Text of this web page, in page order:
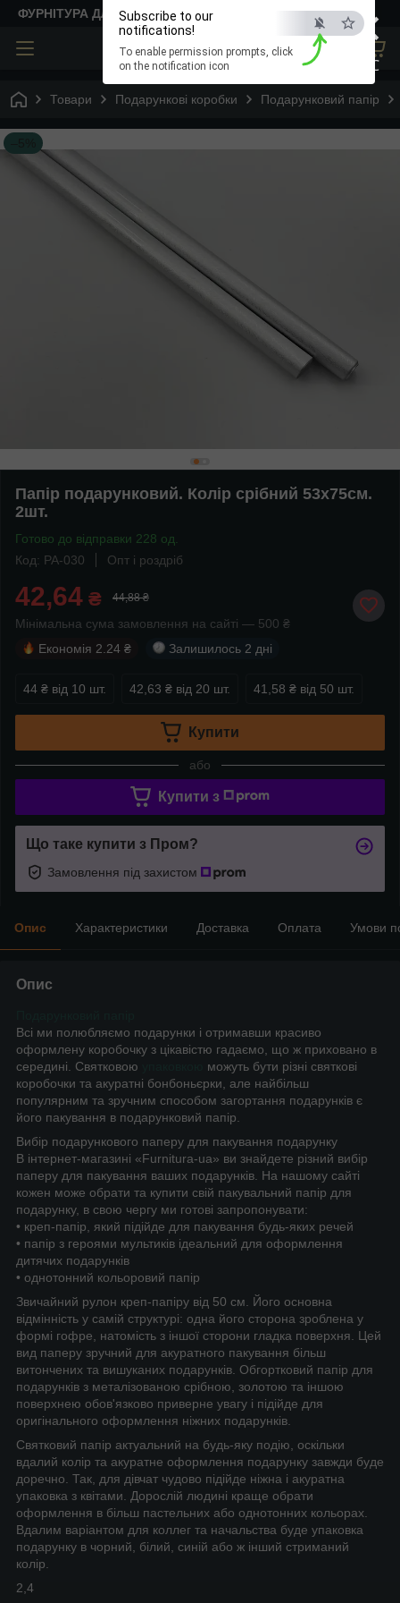
×
ESC
Subscribe to our
notifications!
To enable permission prompts, click
on the notification icon
ФУРНІТУРА ДЛЯ ТВОРЧОСТІ
Товари Подарункові коробки Подарунковий папір
Папір подарунковий. Колір срібний 53х75см.
2шт.
Готово до відправки 228 од.
Код: PA-030
Опт і роздріб
42,64 ₴ 44,88 ₴
Мінімальна сума замовлення на сайті — 500 ₴
Економія 2.24 ₴ Залишилось 2 дні
44 ₴ від 10 шт. 42,63 ₴ від 20 шт. 41,58 ₴ від 50 шт.
Купити
або
Купити з
Що таке купити з Пром?
Замовлення під захистом
Опис Характеристики Доставка Оплата Умови
Опис
Всі ми полюбляємо подарунки і отримавши красиво
оформлену коробочку з цікавістю гадаємо, що ж приховано в
середині. Святковою
можуть бути різні святкові
коробочки та акуратні бонбоньєрки, але найбільш
популярним та зручним способом загортання подарунків є
його пакування в подарунковий папір.
Вибір подарункового паперу для пакування подарунку
В інтернет-магазині «Furnitura-ua» ви знайдете різний вибір
паперу для пакування ваших подарунків. На нашому сайті
кожен може обрати та купити свій пакувальний папір для
подарунку, в свою чергу ми готові запропонувати:
• креп-папір, який підійде для пакування будь-яких речей
• папір з героями мультиків ідеальний для оформлення
дитячих подарунків
• однотонний кольоровий папір
Звичайний рулон креп-папіру від 50 см. Його основна
відмінність у самій структурі: одна його сторона зроблена у
формі гофре, натомість з іншої сторони гладка поверхня. Цей
вид паперу зручний для акуратного пакування більш
витончених та вишуканих подарунків. Обгортковий папір для
подарунків з металізованою срібною, золотою та іншою
поверхнею обов'язково приверне увагу і підійде для
оригінального оформлення ніжних подарунків.
Святковий папір актуальний на будь-яку подію, оскільки
вдалий колір та акуратне оформлення подарунку завжди буде
доречно. Так, для дівчат чудово підійде ніжна і акуратна
упаковка з квітами. Дорослій людині краще обрати
оформлення в більш пастельних або однотонних кольорах.
Вдалим варіантом для коллег та начальства буде упаковка
подарунку в чорний, білий, синій або ж інший стриманий
колір.
2,4